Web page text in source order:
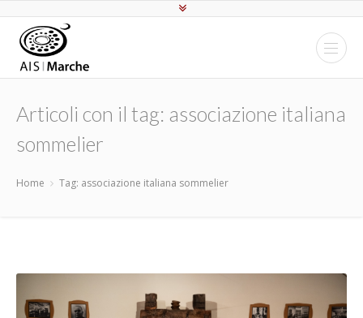
Articoli con il tag: associazione italiana
sommelier
Home Tag: associazione italiana sommelier